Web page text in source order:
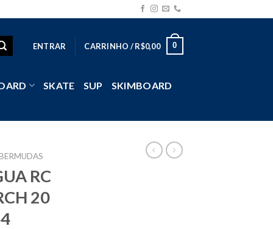
ENTRAR CARRINHO /R$0,00 0
SKATE SUP SKIMBOARD
RC
20